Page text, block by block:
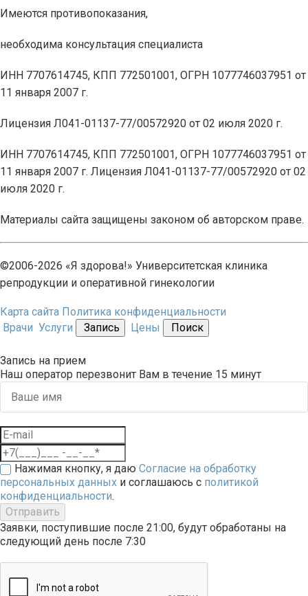
Имеются противопоказания,
необходима консультация специалиста
ИНН 7707614745, КПП 772501001, ОГРН 1077746037951 от
11 января 2007 г.
Лицензия Л041-01137-77/00572920 от 02 июля 2020 г.
ИНН 7707614745, КПП 772501001, ОГРН 1077746037951 от
11 января 2007 г. Лицензия Л041-01137-77/00572920 от 02
июля 2020 г.
Материалы сайта защищены законом об авторском праве.
©2006-2026 «Я здорова!» Университетская клиника
репродукции и оперативной гинекологии
Карта сайта Политика конфиденциальности
Врачи Услуги Запись Цены Поиск
Запись на прием
Наш оператор перезвонит Вам в течение 15 минут
Нажимая кнопку, я даю Согласие на обработку
персональных данных и соглашаюсь с политикой
конфиденциальности.
Отправить
Заявки, поступившие после 21:00, будут обработаны на
следующий день после 7:30